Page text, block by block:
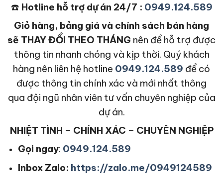
☎️ Hotline hỗ trợ dự án 24/7 : 0949.124.589
Giỏ hàng, bảng giá và chính sách bán hàng
sẽ THAY ĐỔI THEO THÁNG nên để hỗ trợ được
thông tin nhanh chóng và kịp thời. Quý khách
hàng nên liên hệ hotline 0949.124.589 để có
được thông tin chính xác và mới nhất thông
qua đội ngũ nhân viên tư vấn chuyên nghiệp của
dự án.
NHIỆT TÌNH – CHÍNH XÁC – CHUYÊN NGHIỆP
Gọi ngay: 0949.124.589
Inbox Zalo: https://zalo.me/0949124589